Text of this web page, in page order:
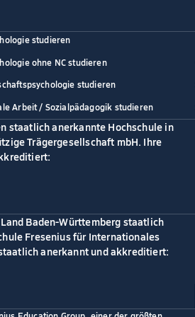
studieren
ohne NC studieren
studieren
Arbeit / Sozialpädagogik studieren
staatlich anerkannte Hochschule in
Trägergesellschaft mbH. Ihre
Baden-Württemberg staatlich
Fresenius für Internationales
anerkannt und akkreditiert: